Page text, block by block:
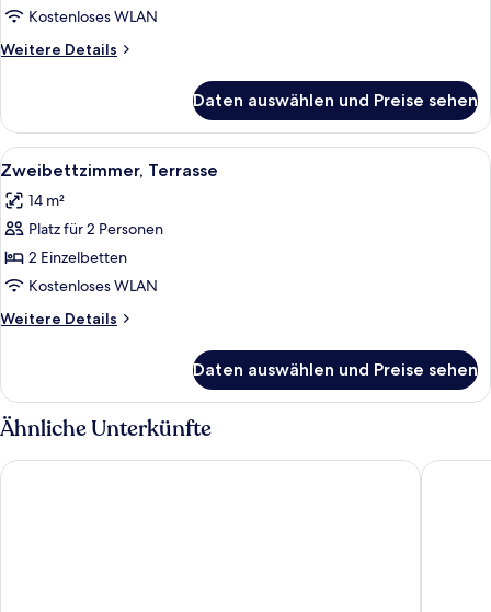
Kostenloses WLAN
Weitere Details
Weitere
Gartenblick
Daten auswählen und Preise sehen
Alle
Fotos
für
Zweibettzimmer,
Terrasse
anzeigen
Zweibettzimmer, Terrasse | Minibar,
8
Zweibettzimmer, Terrasse
14 m²
Platz für 2 Personen
2 Einzelbetten
Kostenloses WLAN
Weitere Details
Weitere
Terrasse
Daten auswählen und Preise sehen
Ähnliche Unterkünfte
Hotel Corner House